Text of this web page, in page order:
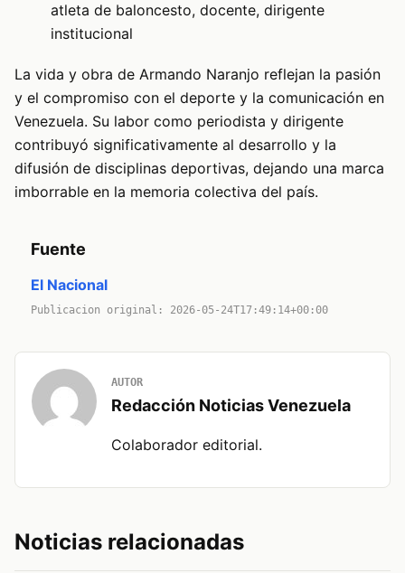
atleta de baloncesto, docente, dirigente
institucional
La vida y obra de Armando Naranjo reflejan la pasión
y el compromiso con el deporte y la comunicación en
Venezuela. Su labor como periodista y dirigente
contribuyó significativamente al desarrollo y la
difusión de disciplinas deportivas, dejando una marca
imborrable en la memoria colectiva del país.
Fuente
El Nacional
Publicacion original: 2026-05-24T17:49:14+00:00
AUTOR
Redacción Noticias Venezuela
Colaborador editorial.
Noticias relacionadas